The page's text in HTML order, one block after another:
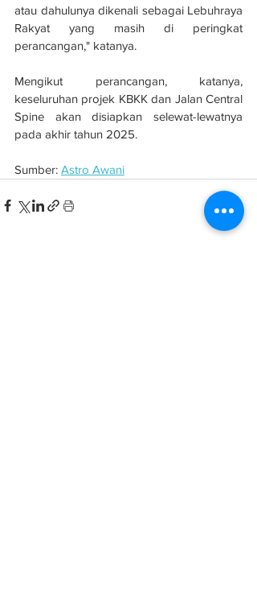
atau dahulunya dikenali sebagai Lebuhraya
Rakyat yang masih di peringkat
perancangan," katanya.
Mengikut perancangan, katanya,
keseluruhan projek KBKK dan Jalan Central
Spine akan disiapkan selewat-lewatnya
pada akhir tahun 2025.
Sumber: Astro Awani